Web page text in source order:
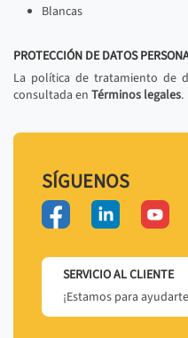
Blancas
PROTECCIÓN DE DATOS
La política de tratamiento de
consultada en Términos legales.
SÍGUENOS
SERVICIO AL CLIENTE
¡Estamos para